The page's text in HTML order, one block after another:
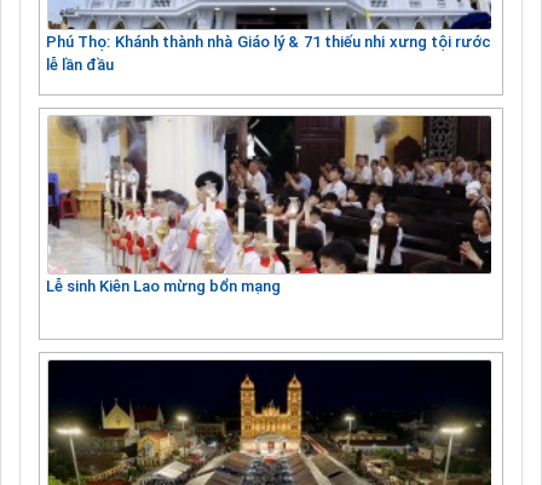
Phú Thọ: Khánh thành nhà Giáo lý & 71 thiếu nhi xưng tội rước
lễ lần đầu
Lễ sinh Kiên Lao mừng bổn mạng